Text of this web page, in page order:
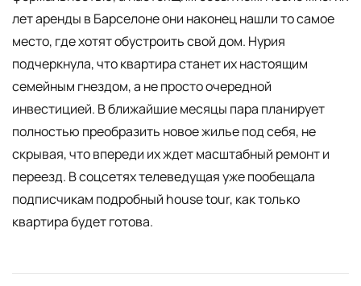
лет аренды в Барселоне они наконец нашли то самое
место, где хотят обустроить свой дом. Нурия
подчеркнула, что квартира станет их настоящим
семейным гнездом, а не просто очередной
инвестицией. В ближайшие месяцы пара планирует
полностью преобразить новое жилье под себя, не
скрывая, что впереди их ждет масштабный ремонт и
переезд. В соцсетях телеведущая уже пообещала
подписчикам подробный house tour, как только
квартира будет готова.